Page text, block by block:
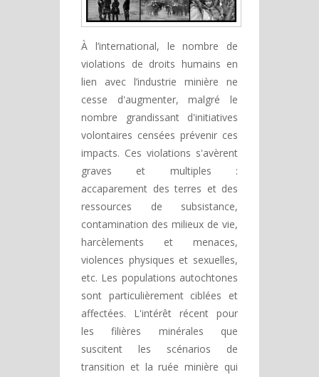
À l’international, le nombre de
violations de droits humains en
lien avec l’industrie minière ne
cesse d'augmenter, malgré le
nombre grandissant d'initiatives
volontaires censées prévenir ces
impacts. Ces violations s'avèrent
graves et multiples :
accaparement des terres et des
ressources de subsistance,
contamination des milieux de vie,
harcèlements et menaces,
violences physiques et sexuelles,
etc. Les populations autochtones
sont particulièrement ciblées et
affectées. L'intérêt récent pour
les filières minérales que
suscitent les scénarios de
transition et la ruée minière qui